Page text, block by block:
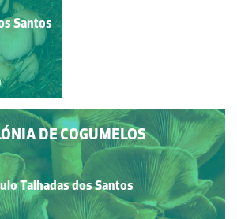
Santos
Santos
DE COGUMELOS
Talhadas dos Santos